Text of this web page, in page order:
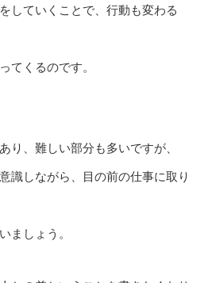
していくことで、行動も変わる
てくるのです。
り、難しい部分も多いですが、
識しながら、目の前の仕事に取り
ましょう。